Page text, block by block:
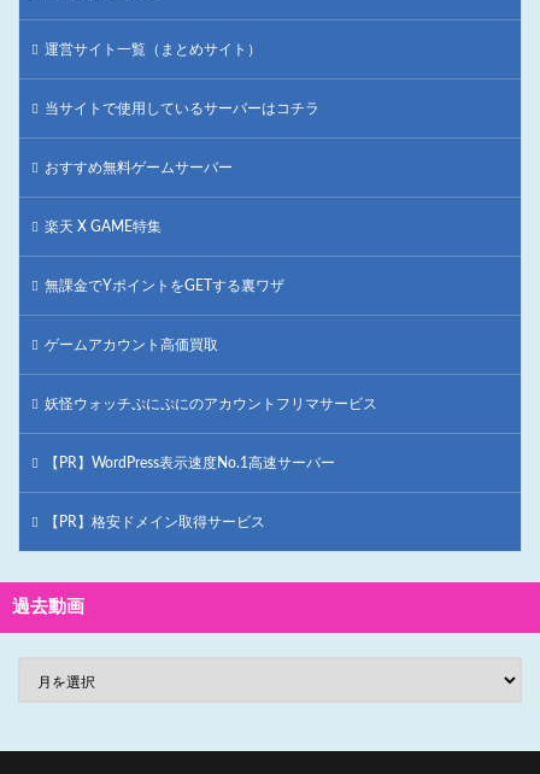
運営サイト一覧（まとめサイト）
当サイトで使用しているサーバーはコチラ
おすすめ無料ゲームサーバー
楽天 X GAME特集
無課金でYポイントをGETする裏ワザ
ゲームアカウント高価買取
妖怪ウォッチぷにぷにのアカウントフリマサービス
【PR】WordPress表示速度No.1高速サーバー
【PR】格安ドメイン取得サービス
過去動画